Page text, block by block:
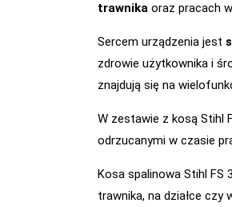
trawnika oraz pracach
Sercem urządzenia jest
zdrowie użytkownika i
znajdują się na
W zestawie z kosą Stihl
odrzucanymi w czasie
Kosa spalinowa Stihl FS
trawnika, na działce czy